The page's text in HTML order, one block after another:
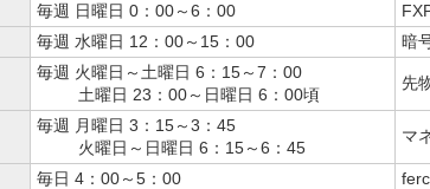
毎週 日曜日 0：00～6：00
毎週 水曜日 12：00～ 15：00 暗
毎週 火曜日～土曜日 6：15～7：00
土曜日 23：00～日曜日 6：00頃
先
毎週 月曜日 3：15～3：45
火曜日～日曜日 6：15～6：45
マ
毎日 4：00～5：00